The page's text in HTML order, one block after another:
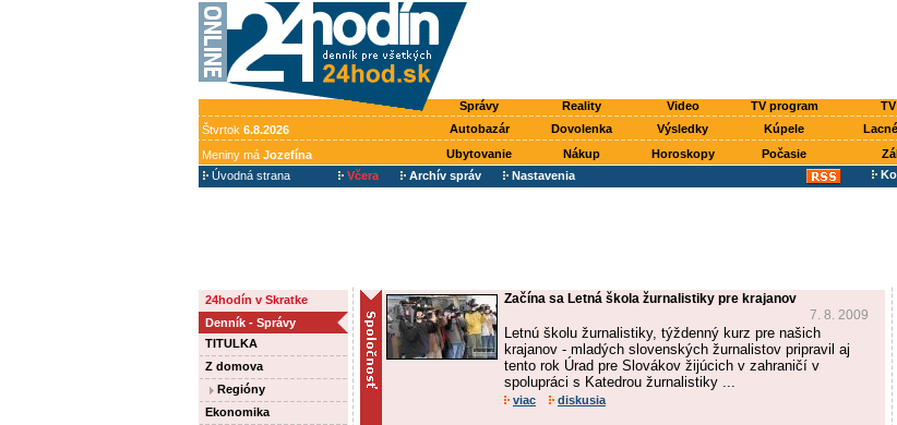
Správy Reality Video TV program
Štvrtok 6.8.2026 Autobazár Dovolenka Výsledky Kúpele
Meniny má Jozefína Ubytovanie Nákup Horoskopy Počasie
Úvodná strana
Včera Archív správ Nastavenia
24hodín v Skratke
Denník - Správy
TITULKA
Z domova
Regióny
Ekonomika
Začína sa Letná škola žurnalistiky pre krajanov
7. 8. 2009
Letnú školu žurnalistiky, týždenný kurz pre našich
krajanov - mladých slovenských žurnalistov pripravil aj
tento rok Úrad pre Slovákov žijúcich v zahraničí v
spolupráci s Katedrou žurnalistiky ...
viac diskusia